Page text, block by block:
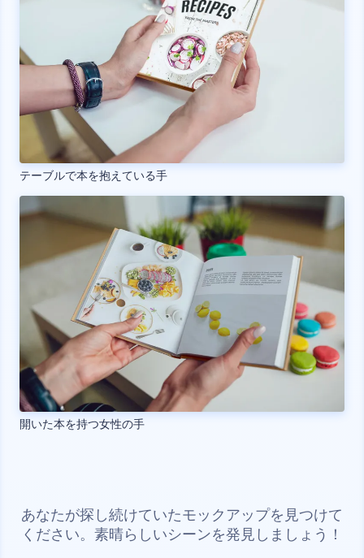
テーブルで本を抱えている手
開いた本を持つ女性の手
あなたが探し続けていたモックアップを見つけて
ください。素晴らしいシーンを発見しましょう！